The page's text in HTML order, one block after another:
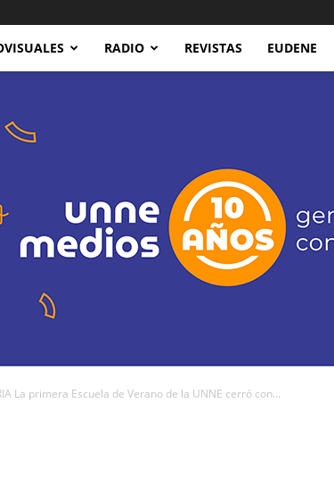
RADIO REVISTAS EUDENE
La primera Escuela de Verano de la UNNE cerró con...